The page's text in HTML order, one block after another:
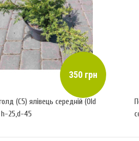
350 грн
(С5) ялівець середній (Old
h-25,d-45